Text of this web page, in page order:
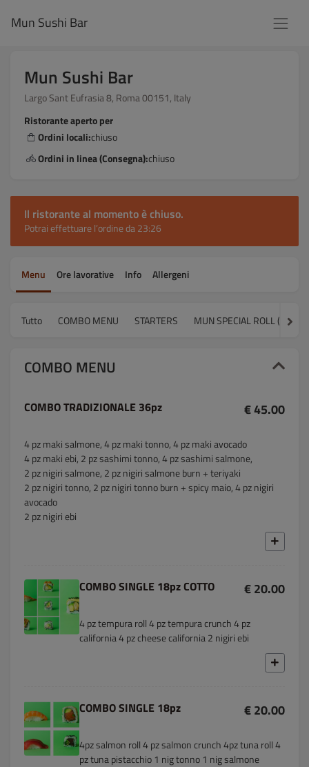
Mun Sushi Bar
Mun Sushi Bar
Largo Sant Eufrasia 8, Roma 00151, Italy
Ristorante aperto per
Ordini locali:chiuso
Ordini in linea (Consegna):chiuso
Il ristorante al momento è chiuso.
Potrai effettuare l’ordine da 23:26
Menu Ore lavorative Info Allergeni
Tutto COMBO MENU STARTERS MUN SPECIAL ROLL (8pz)
COMBO MENU
COMBO TRADIZIONALE 36pz € 45.00
4 pz maki salmone, 4 pz maki tonno, 4 pz maki avocado
4 pz maki ebi, 2 pz sashimi tonno, 4 pz sashimi salmone,
2 pz nigiri salmone, 2 pz nigiri salmone burn + teriyaki
2 pz nigiri tonno, 2 pz nigiri tonno burn + spicy maio, 4 pz nigiri
avocado
2 pz nigiri ebi
COMBO SINGLE 18pz COTTO € 20.00
4 pz tempura roll 4 pz tempura crunch 4 pz
california 4 pz cheese california 2 nigiri ebi
COMBO SINGLE 18pz € 20.00
4pz salmon roll 4 pz salmon crunch 4pz tuna roll 4
pz tuna pistacchio 1 nig tonno 1 nig salmone